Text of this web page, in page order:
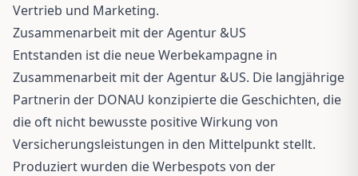
Vertrieb und Marketing.
Zusammenarbeit mit der Agentur &US
Entstanden ist die neue Werbekampagne in
Zusammenarbeit mit der Agentur &US. Die langjährige
Partnerin der DONAU konzipierte die Geschichten, die
die oft nicht bewusste positive Wirkung von
Versicherungsleistungen in den Mittelpunkt stellt.
Produziert wurden die Werbespots von der